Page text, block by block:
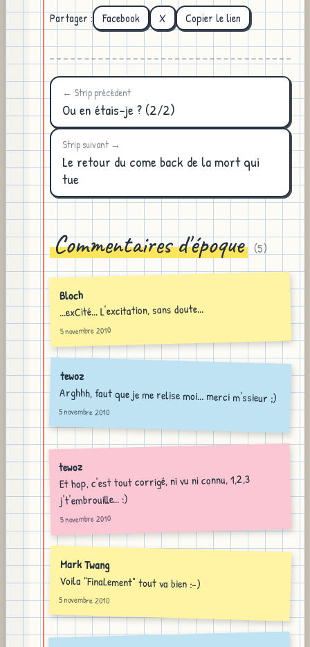
Partager : Facebook X Copier le lien
← Strip précédent
Ou en étais-je ? (2/2)
Strip suivant →
Le retour du come back de la mort qui
tue
Commentaires d'époque (5)
Bloch
...exCité... L'excitation, sans doute...
5 novembre 2010
tewoz
Arghhh, faut que je me relise moi... merci m'ssieur ;)
5 novembre 2010
tewoz
Et hop, c'est tout corrigé, ni vu ni connu, 1,2,3
j't'embrouille... :)
5 novembre 2010
Mark Twang
Voila "FinaLement" tout va bien :-)
5 novembre 2010